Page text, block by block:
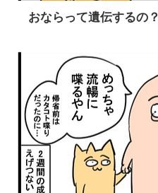
おならって遺伝するの？